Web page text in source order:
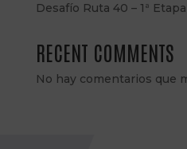
Desafío Ruta 40 – 1ª
RECENT COMMENTS
No hay comentarios que